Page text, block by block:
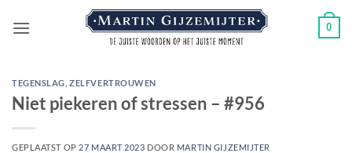
naar
0
TEGENSLAG ,ZELFVERTROUWEN
Niet piekeren of stressen – #956
GEPLAATST OP 27 MAART 2023 DOOR MARTIN GIJZEMIJTER